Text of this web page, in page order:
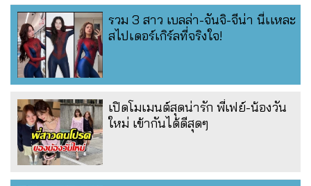
รวม 3 สาว เบลล่า-จันจิ-จีน่า นี่เเหละ
สไปเดอร์เกิร์ลที่จริงใจ!
เปิดโมเมนต์สุดน่ารัก พี่เฟย์-น้องวัน
ใหม่ เข้ากันได้ดีสุดๆ